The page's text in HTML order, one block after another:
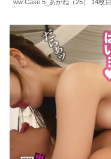
ww:Case.5_あかね（25） 14枚目